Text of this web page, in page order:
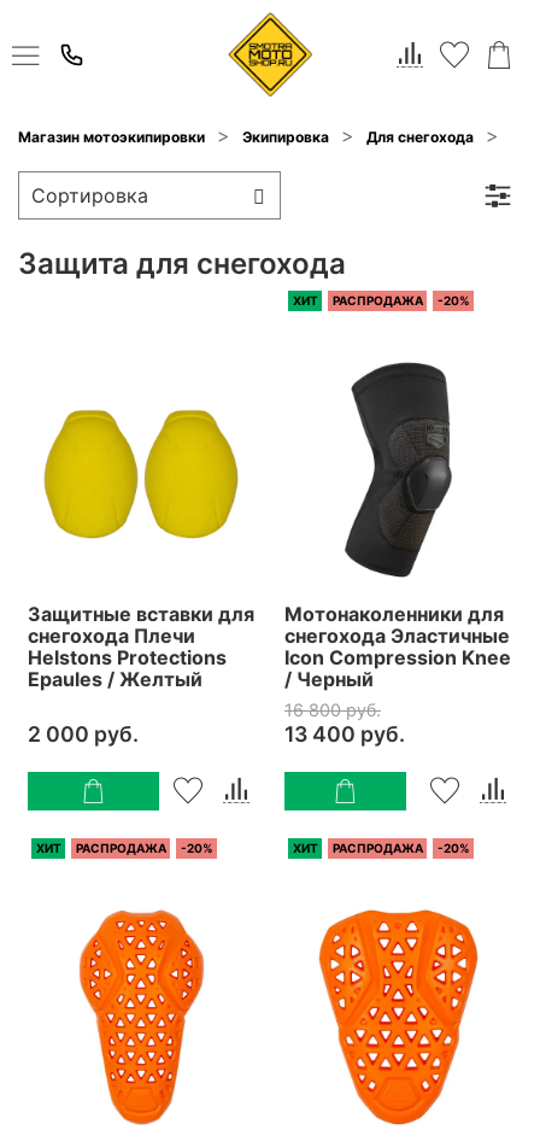
Магазин мотоэкипировки Экипировка Для снегохода
Защита для снегохода
Защитные вставки для
снегохода Плечи
Helstons Protections
Epaules / Желтый
2 000 руб.
ХИТ РАСПРОДАЖА -20%
Мотонаколенники для
снегохода Эластичные
Icon Compression Knee
/ Черный
16 800 руб.
13 400 руб.
ХИТ РАСПРОДАЖА -20% ХИТ РАСПРОДАЖА -20%